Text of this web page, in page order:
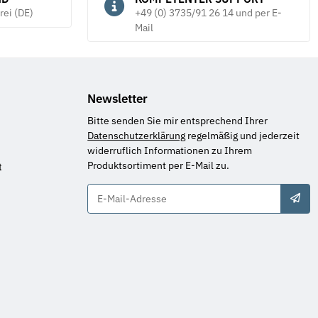
(DE)
+49 (0) 3735/91 26 14 und per E-
Mail
Newsletter
Bitte senden Sie mir entsprechend Ihrer
Datenschutzerklärung regelmäßig und jederzeit
widerruflich Informationen zu Ihrem
Produktsortiment per E-Mail zu.